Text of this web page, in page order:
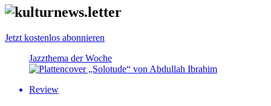
Jetzt kostenlos abonnieren
Jazzthema der Woche
Review